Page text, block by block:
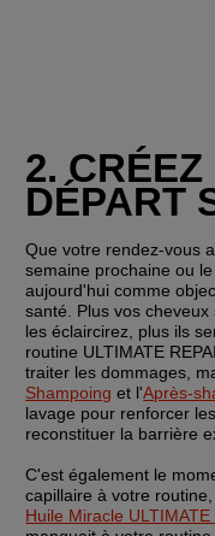
2.
DÉPART
Que votre rendez-vous
semaine prochaine ou
aujourd'hui comme
santé. Plus vos
les éclaircirez, plus ils
routine ULTIMATE
Shampoing et l'Après-
lavage pour renforcer
reconstituer la barrière
C'est également le
capillaire à votre
Huile Miracle ULTIMATE